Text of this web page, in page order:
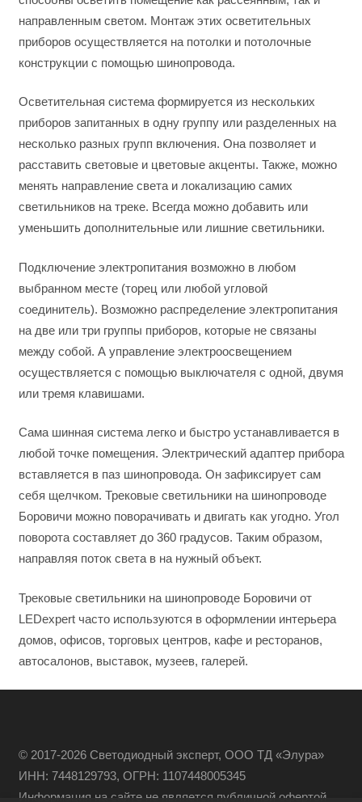
направленным светом. Монтаж этих осветительных
приборов осуществляется на потолки и потолочные
конструкции с помощью шинопровода.
Осветительная система формируется из нескольких
приборов запитанных в одну группу или разделенных на
несколько разных групп включения. Она позволяет и
расставить световые и цветовые акценты. Также, можно
менять направление света и локализацию самих
светильников на треке. Всегда можно добавить или
уменьшить дополнительные или лишние светильники.
Подключение электропитания возможно в любом
выбранном месте (торец или любой угловой
соединитель). Возможно распределение электропитания
на две или три группы приборов, которые не связаны
между собой. А управление электроосвещением
осуществляется с помощью выключателя с одной, двумя
или тремя клавишами.
Сама шинная система легко и быстро устанавливается в
любой точке помещения. Электрический адаптер прибора
вставляется в паз шинопровода. Он зафиксирует сам
себя щелчком. Трековые светильники на шинопроводе
Боровичи можно поворачивать и двигать как угодно. Угол
поворота составляет до 360 градусов. Таким образом,
направляя поток света в на нужный объект.
Трековые светильники на шинопроводе Боровичи от
LEDexpert часто используются в оформлении интерьера
домов, офисов, торговых центров, кафе и ресторанов,
автосалонов, выставок, музеев, галерей.
© 2017-2026 Светодиодный эксперт, ООО ТД «Элура»
ИНН: 7448129793, ОГРН: 1107448005345
Информация на сайте не является публичной офертой